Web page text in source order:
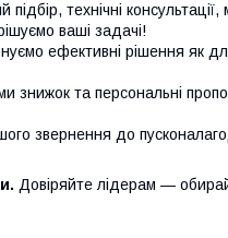
технічні
ваші задачі!
ефективні рішення як
знижок та персональні
звернення до
Довіряйте лідерам —